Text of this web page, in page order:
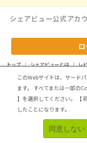
シェアビュー公式アカ
トップ | シェアビューとは | レ
運営会社 | 個人情報の取扱いに
Copyright (C)
このWebサイトは、サード
ます。
すべてまたは一部の
】を選択してください。
【
したことになります。
同意しない